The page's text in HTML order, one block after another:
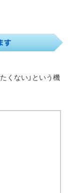
くない」という機